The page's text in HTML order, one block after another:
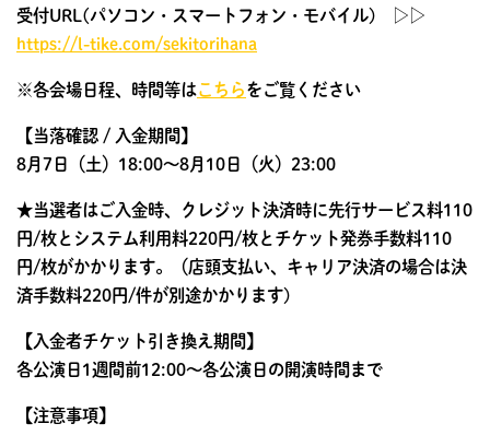
受付URL(パソコン・スマートフォン・モバイル) ▷▷
https://l-tike.com/sekitorihana
※各会場日程、時間等はこちらをご覧ください
【当落確認 / 入金期間】
8月7日（土）18:00～8月10日（火）23:00
★当選者はご入金時、クレジット決済時に先行サービス料110
円/枚とシステム利用料220円/枚とチケット発券手数料110
円/枚がかかります。（店頭支払い、キャリア決済の場合は決
済手数料220円/件が別途かかります)
【入金者チケット引き換え期間】
各公演日1週間前12:00～各公演日の開演時間まで
【注意事項】